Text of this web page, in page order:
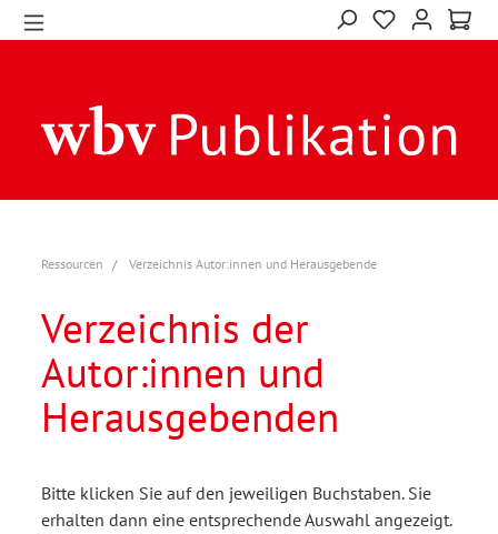
Ressourcen Verzeichnis Autor:innen und Herausgebende
Verzeichnis der
Autor:innen und
Herausgebenden
Bitte klicken Sie auf den jeweiligen Buchstaben. Sie
erhalten dann eine entsprechende Auswahl angezeigt.